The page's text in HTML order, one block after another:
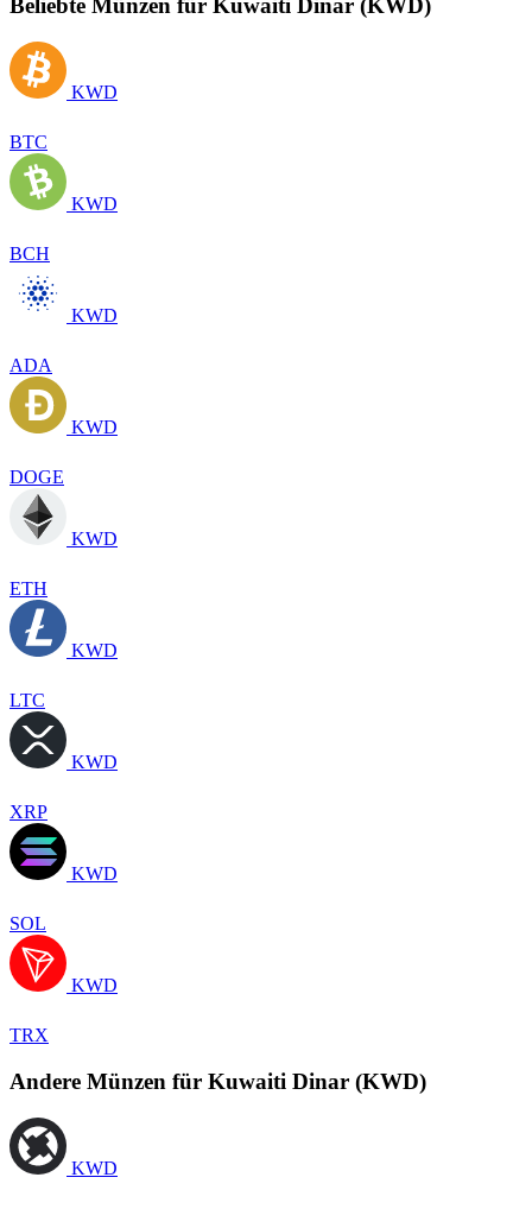
Beliebte Münzen für Kuwaiti Dinar (KWD)
KWD
BTC
KWD
BCH
KWD
ADA
KWD
DOGE
KWD
ETH
KWD
LTC
KWD
XRP
KWD
SOL
KWD
TRX
Andere Münzen für Kuwaiti Dinar (KWD)
KWD